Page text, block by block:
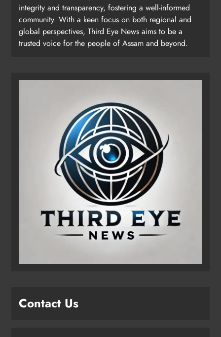
integrity and transparency, fostering a well-informed
community. With a keen focus on both regional and
global perspectives, Third Eye News aims to be a
trusted voice for the people of Assam and beyond.
Contact Us